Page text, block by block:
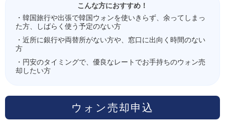
こんな方におすすめ！
・韓国旅行や出張で韓国ウォンを使いきらず、余ってしまっ
た方、しばらく使う予定のない方
・近所に銀行や両替所がない方や、窓口に出向く時間のない
方
・円安のタイミングで、優良なレートでお手持ちのウォン売
却したい方
ウォン売却申込